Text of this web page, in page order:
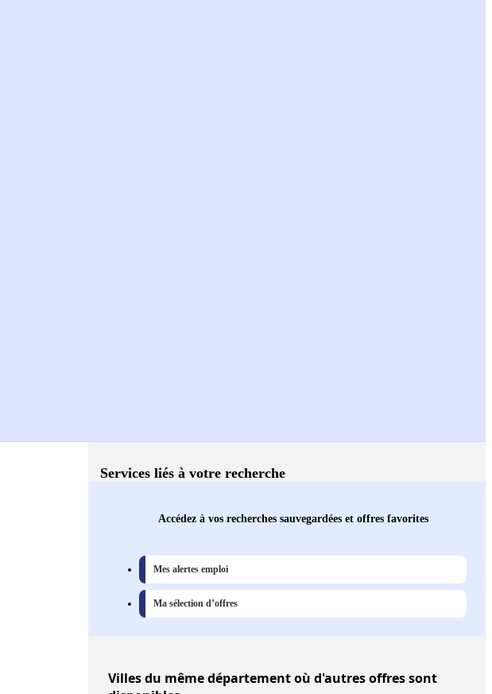
Services liés à votre recherche
Accédez à vos recherches sauvegardées et offres favorites
Mes alertes emploi
Ma sélection d’offres
Villesdu même département où d'autres offres sont